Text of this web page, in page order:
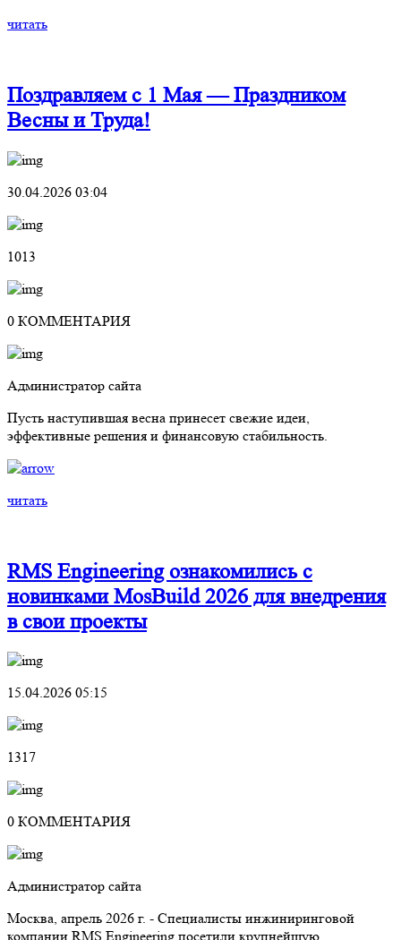
читать
Поздравляем с 1 Мая — Праздником
Весны и Труда!
30.04.2026 03:04
1013
0 КОММЕНТАРИЯ
Администратор сайта
Пусть наступившая весна принесет свежие идеи,
эффективные решения и финансовую стабильность.
читать
RMS Engineering ознакомились с
новинками MosBuild 2026 для внедрения
в свои проекты
15.04.2026 05:15
1317
0 КОММЕНТАРИЯ
Администратор сайта
Москва, апрель 2026 г. - Специалисты инжиниринговой
компании RMS Engineering посетили крупнейшую